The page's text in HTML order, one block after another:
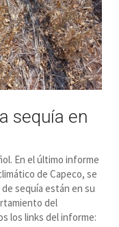
sequía en
En el último informe
de Capeco, se
sequía están en su
del
los links del informe: